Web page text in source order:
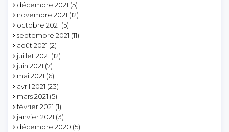
décembre 2021 (5)
novembre 2021 (12)
octobre 2021 (5)
septembre 2021 (11)
août 2021 (2)
juillet 2021 (12)
juin 2021 (7)
mai 2021 (6)
avril 2021 (23)
mars 2021 (5)
février 2021 (1)
janvier 2021 (3)
décembre 2020 (5)